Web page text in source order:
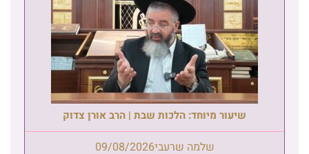
שיעור מיוחד: הלכות שבת | הרב אורן צדוק
שלמה שרעבי09/08/2026